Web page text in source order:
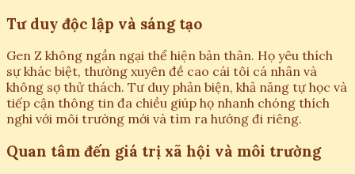
Tư duy độc lập và sáng tạo
Gen Z không ngần ngại thể hiện bản thân. Họ yêu thích
sự khác biệt, thường xuyên đề cao cái tôi cá nhân và
không sợ thử thách. Tư duy phản biện, khả năng tự học và
tiếp cận thông tin đa chiều giúp họ nhanh chóng thích
nghi với môi trường mới và tìm ra hướng đi riêng.
Quan tâm đến giá trị xã hội và môi trường